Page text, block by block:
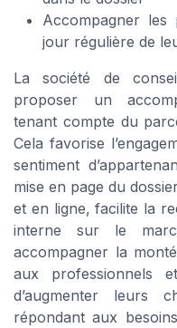
Accompagner les
jour régulière de
La société de
proposer un
tenant compte du
Cela favorise
sentiment
mise en page du
et en ligne, facilite la
interne sur le
accompagner la
aux professionnels
d’augmenter leurs
répondant aux